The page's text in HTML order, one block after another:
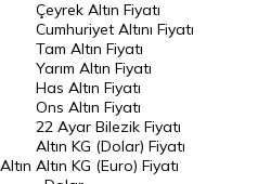
Endeksler
DÖVİZ
Döviz Kuru
Dolar Kuru
Euro Kuru
Altın
Çeyrek Altın Fiyatı
Cumhuriyet Altını Fiyatı
Tam Altın Fiyatı
Yarım Altın Fiyatı
Has Altın Fiyatı
Ons Altın Fiyatı
22 Ayar Bilezik Fiyatı
Altın KG (Dolar) Fiyatı
Altın KG (Euro) Fiyatı